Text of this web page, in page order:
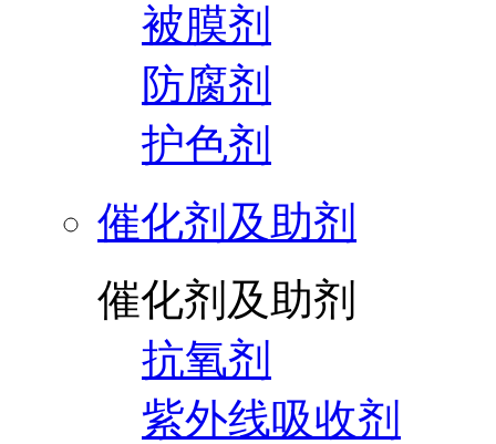
被膜剂
防腐剂
护色剂
催化剂及助剂
催化剂及助剂
抗氧剂
紫外线吸收剂